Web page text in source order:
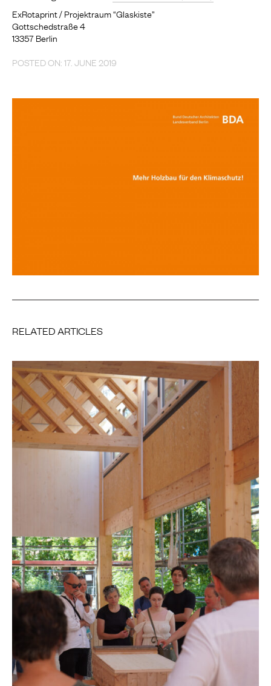
ExRotaprint / Projektraum “Glaskiste”
Gottschedstraße 4
13357 Berlin
POSTED ON: 17. JUNE 2019
RELATED ARTICLES